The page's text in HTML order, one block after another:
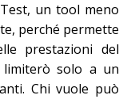
un tool meno
perché permette
prestazioni del
solo a un
Chi vuole può